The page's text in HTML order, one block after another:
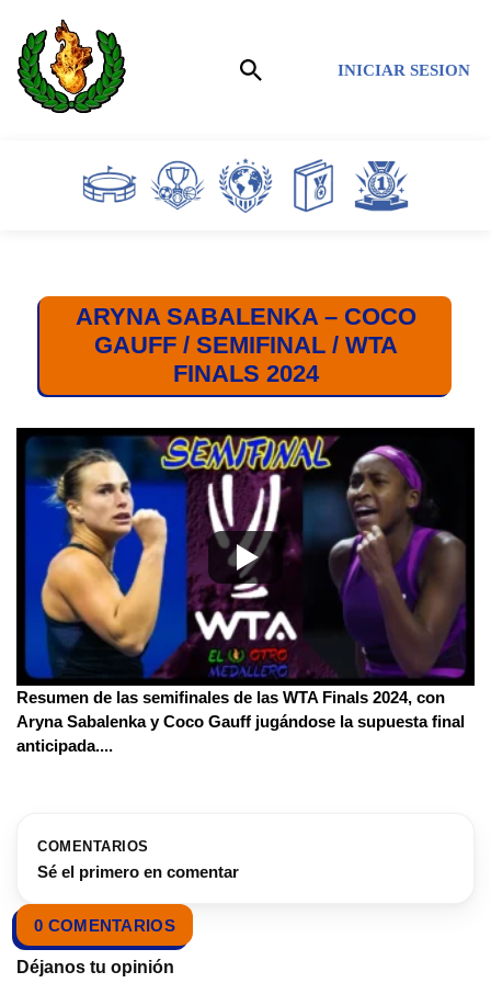
Saltar
al
contenido
INICIAR SESION
ARYNA SABALENKA – COCO
GAUFF / SEMIFINAL / WTA
FINALS 2024
Resumen de las semifinales de las WTA Finals 2024, con
Aryna Sabalenka y Coco Gauff jugándose la supuesta final
anticipada....
COMENTARIOS
Sé el primero en comentar
0 COMENTARIOS